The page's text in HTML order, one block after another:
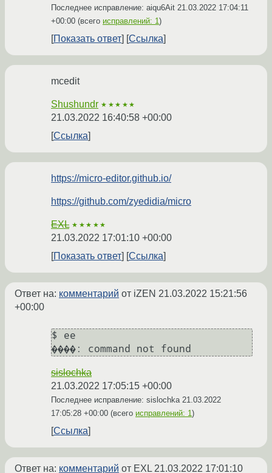
Последнее исправление: aiqu6Ait 21.03.2022 17:04:11
+00:00 (всего исправлений: 1)
Показать ответ Ссылка
mcedit
Shushundr ★★★★★
21.03.2022 16:40:58 +00:00
Ссылка
https://micro-editor.github.io/
https://github.com/zyedidia/micro
EXL ★★★★★
21.03.2022 17:01:10 +00:00
Показать ответ
Ссылка
Ответ на: комментарий от iZEN 21.03.2022 15:21:56
+00:00
$ ее
����: command not found
sislochka
21.03.2022 17:05:15 +00:00
Последнее исправление: sislochka 21.03.2022
17:05:28 +00:00 (всего исправлений: 1)
Ссылка
Ответ на: комментарий от EXL21.03.2022 17:01:10